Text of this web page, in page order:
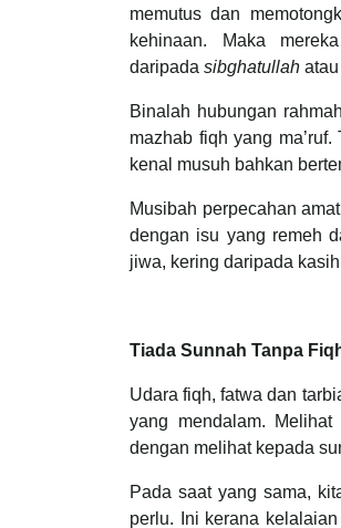
memutus dan
kehinaan. Maka
daripada sibghatullah
Binalah hubungan
mazhab fiqh yang
kenal musuh bahkan
Musibah perpecahan
dengan isu yang remeh
jiwa, kering daripada
Tiada Sunnah Tanpa
Udara fiqh, fatwa dan
yang mendalam.
dengan melihat kepada
Pada saat yang sama,
perlu. Ini kerana